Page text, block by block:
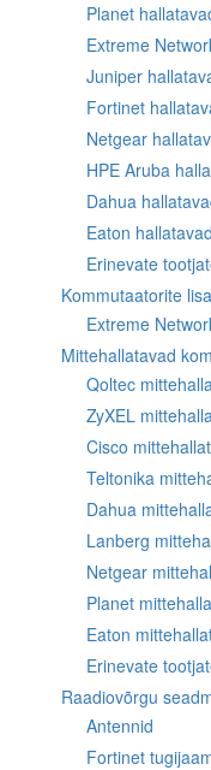
Planet
Extreme
Juniper
Fortinet
Netgear
HPE Aruba
Dahua
Eaton
Erinevate
Kommutaatorite
Extreme
Mittehallatavad
Qoltec
ZyXEL
Cisco
Teltonika
Dahua
Lanberg
Netgear
Planet
Eaton
Erinevate
Raadiovõrgu
Antennid
Fortinet